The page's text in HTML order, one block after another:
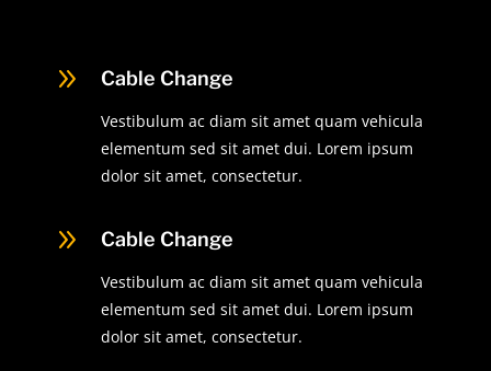
9 Cable Change
Vestibulum ac diam sit amet quam vehicula
elementum sed sit amet dui. Lorem ipsum
dolor sit amet, consectetur.
9 Cable Change
Vestibulum ac diam sit amet quam vehicula
elementum sed sit amet dui. Lorem ipsum
dolor sit amet, consectetur.